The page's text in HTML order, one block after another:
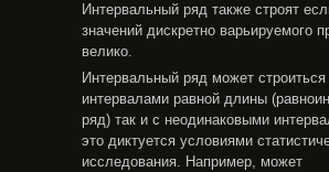
Интервальный ряд также строят
значений дискретно варьируемого
велико.
Интервальный ряд может строиться
интервалами равной длины
ряд) так и с неодинаковыми
это диктуется условиями
исследования. Например, может